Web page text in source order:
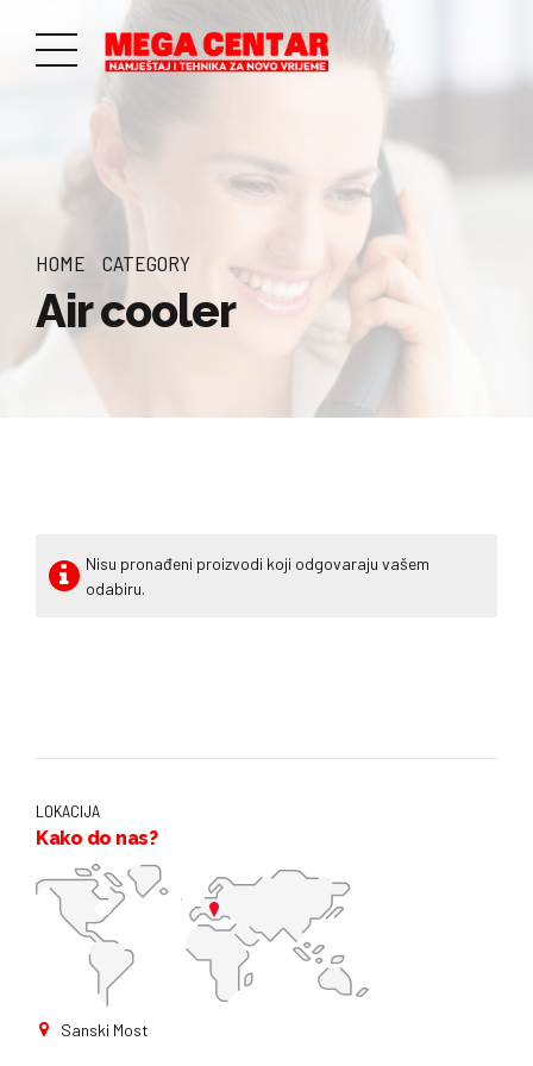
HOME CATEGORY
Air cooler
Nisu pronađeni proizvodi koji odgovaraju vašem
odabiru.
LOKACIJA
Kako do nas?
Sanski Most